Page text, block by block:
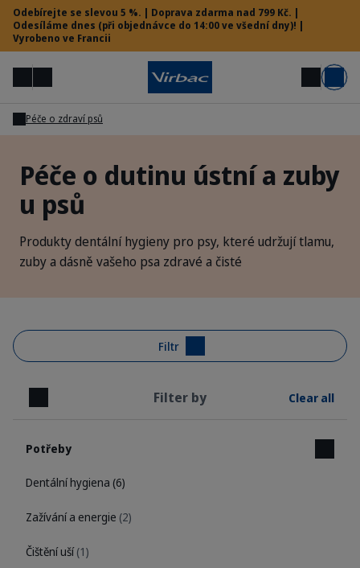
Odebírejte se slevou 5 %. | Doprava zdarma nad 799 Kč. |
Odesíláme dnes (při objednávce do 14:00 ve všední dny)! |
Vyrobeno ve Francii
MenuHledat Můj účet Košík
Péče o zdraví psů
Péče o dutinu ústní a zuby
u psů
Produkty dentální hygieny pro psy, které udržují tlamu,
zuby a dásně vašeho psa zdravé a čisté
Filtr
Close Filter by Clear all
Potřeby
Dentální hygiena (6)
Zažívání a energie (2)
Čištění uší(1)